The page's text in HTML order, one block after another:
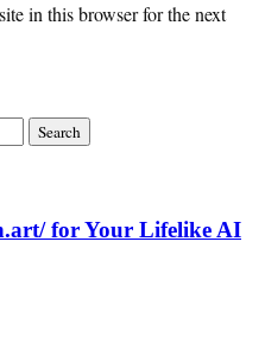
in this browser for the next
Search
for Your Lifelike AI